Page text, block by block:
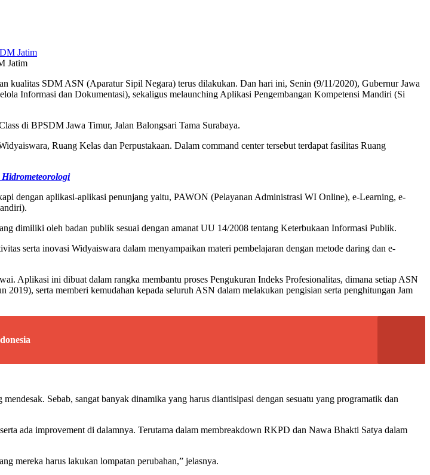
Jatim
kualitas SDM ASN (Aparatur Sipil Negara) terus dilakukan. Dan hari ini, Senin (9/11/2020), Gubernur Jawa
Informasi dan Dokumentasi), sekaligus melaunching Aplikasi Pengembangan Kompetensi Mandiri (Si
di BPSDM Jawa Timur, Jalan Balongsari Tama Surabaya.
Ruang Kelas dan Perpustakaan. Dalam command center tersebut terdapat fasilitas Ruang
dengan aplikasi-aplikasi penunjang yaitu, PAWON (Pelayanan Administrasi WI Online), e-Learning, e-
dimiliki oleh badan publik sesuai dengan amanat UU 14/2008 tentang Keterbukaan Informasi Publik.
serta inovasi Widyaiswara dalam menyampaikan materi pembelajaran dengan metode daring dan e-
Aplikasi ini dibuat dalam rangka membantu proses Pengukuran Indeks Profesionalitas, dimana setiap ASN
serta memberi kemudahan kepada seluruh ASN dalam melakukan pengisian serta penghitungan Jam
Sebab, sangat banyak dinamika yang harus diantisipasi dengan sesuatu yang programatik dan
ada improvement di dalamnya. Terutama dalam membreakdown RKPD dan Nawa Bhakti Satya dalam
mereka harus lakukan lompatan perubahan,” jelasnya.